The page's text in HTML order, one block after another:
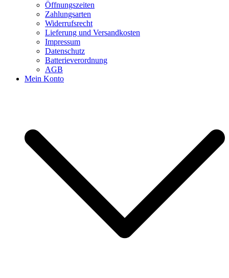
Öffnungszeiten
Zahlungsarten
Widerrufsrecht
Lieferung und Versandkosten
Impressum
Datenschutz
Batterieverordnung
AGB
Mein Konto